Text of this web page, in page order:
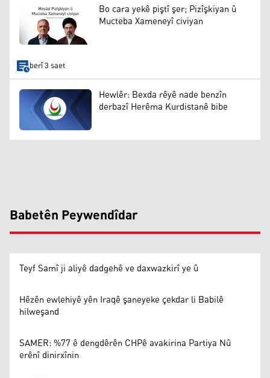
Bo cara yekê piştî şer; Pizîşkiyan û
Mucteba Xameneyî civiyan
berî 3 saet
Hewlêr: Bexda rêyê nade benzîn
derbazî Herêma Kurdistanê bibe
Babetên Peywendîdar
Teyf Samî ji aliyê dadgehê ve daxwazkirî ye û
Hêzên ewlehiyê yên Iraqê şaneyeke çekdar li Babilê
hilweşand
SAMER: %77 ê dengdêrên CHPê avakirina Partiya Nû
erênî dinirxînin